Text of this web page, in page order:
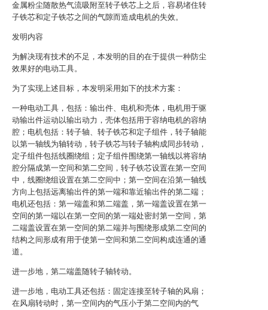
金属粉尘随散热气流吸附至转子铁芯上之后，容易堵住转
子铁芯和定子铁芯之间的气隙而造成电机的失效。
发明内容
为解决现有技术的不足，本发明的目的在于提供一种防尘
效果好的电动工具。
为了实现上述目标，本发明采用如下的技术方案：
一种电动工具，包括：输出件、电机和壳体，电机用于驱
动输出件运动以输出动力，壳体包括用于容纳电机的容纳
腔；电机包括：转子轴、转子铁芯和定子组件，转子轴能
以第一轴线为轴转动，转子铁芯与转子轴构成同步转动，
定子组件包括线圈绕组；定子组件围绕第一轴线以将容纳
腔分隔成第一空间和第二空间，转子铁芯设置在第一空间
中，线圈绕组设置在第二空间中；第一空间在沿第一轴线
方向上包括远离输出件的第一端和靠近输出件的第二端；
电机还包括：第一端盖和第二端盖，第一端盖设置在第一
空间的第一端以在第一空间的第一端处密封第一空间，第
二端盖设置在第一空间的第二端并与围绕形成第二空间的
结构之间形成有用于使第一空间和第二空间构成连通的通
道。
进一步地，第二端盖随转子轴转动。
进一步地，电动工具还包括：固定连接至转子轴的风扇；
在风扇转动时，第一空间内的气压小于第二空间内的气